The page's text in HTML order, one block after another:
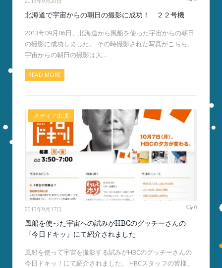
北海道で宇宙からの朝日の撮影に成功！ ２２号機
2013年09月06日、北海道から風船を使った宇宙からの朝日
の撮影に成功しました。 その時撮影された写真がこちら。
宇宙からの朝日の撮影は大…
READ MORE
メディア出演
2013年9月17日 0
風船を使った宇宙への試みがHBCのグッチーさんの
『今日ドキッ』にて紹介されました
風船を使って宇宙を撮影する試みがHBCのグッチーさんの
今日ドキッ！にて紹介されました。 HBCスタッフの皆様、